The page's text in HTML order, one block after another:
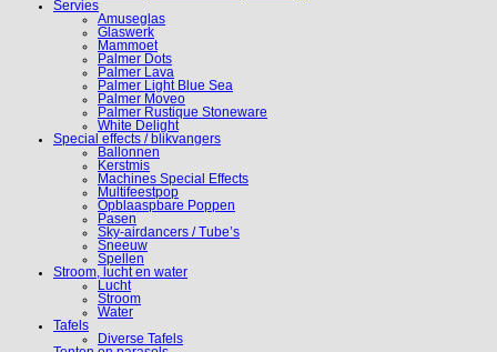
Servies
Amuseglas
Glaswerk
Mammoet
Palmer Dots
Palmer Lava
Palmer Light Blue Sea
Palmer Moveo
Palmer Rustique Stoneware
White Delight
Special effects / blikvangers
Ballonnen
Kerstmis
Machines Special Effects
Multifeestpop
Opblaaspbare Poppen
Pasen
Sky-airdancers / Tube’s
Sneeuw
Spellen
Stroom, lucht en water
Lucht
Stroom
Water
Tafels
Diverse Tafels